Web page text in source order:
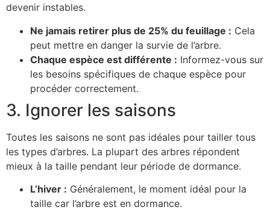
devenir instables.
Ne jamais retirer plus de 25% du feuillage : Cela
peut mettre en danger la survie de l’arbre.
Chaque espèce est différente : Informez-vous sur
les besoins spécifiques de chaque espèce pour
procéder correctement.
3. Ignorer les saisons
Toutes les saisons ne sont pas idéales pour tailler tous
les types d’arbres. La plupart des arbres répondent
mieux à la taille pendant leur période de dormance.
L’hiver : Généralement, le moment idéal pour la
taille car l’arbre est en dormance.